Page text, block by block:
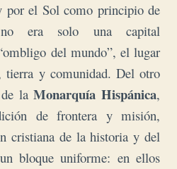
por el Sol como principio de
era solo una capital
del mundo”, el lugar
tierra y comunidad. Del otro
de laMonarquía Hispánica,
de frontera y misión,
cristiana de la historia y del
bloque uniforme: en ellos